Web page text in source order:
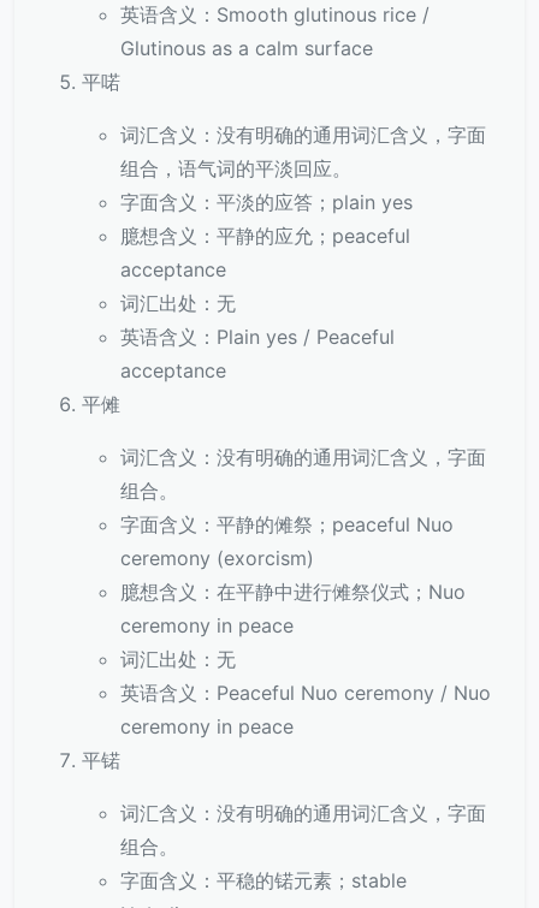
英语含义：Smooth glutinous rice /
Glutinous as a calm surface
平喏
词汇含义：没有明确的通用词汇含义，字面
组合，语气词的平淡回应。
字面含义：平淡的应答；plain yes
臆想含义：平静的应允；peaceful
acceptance
词汇出处：无
英语含义：Plain yes / Peaceful
acceptance
平傩
词汇含义：没有明确的通用词汇含义，字面
组合。
字面含义：平静的傩祭；peaceful Nuo
ceremony (exorcism)
臆想含义：在平静中进行傩祭仪式；Nuo
ceremony in peace
词汇出处：无
英语含义：Peaceful Nuo ceremony / Nuo
ceremony in peace
平锘
词汇含义：没有明确的通用词汇含义，字面
组合。
字面含义：平稳的锘元素；stable